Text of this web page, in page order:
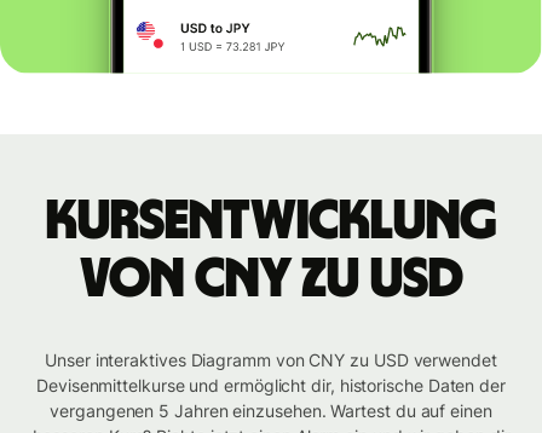
Kursentwicklung
von CNY zu USD
Unser interaktives Diagramm von CNY zu USD verwendet
Devisenmittelkurse und ermöglicht dir, historische Daten der
vergangenen 5 Jahren einzusehen. Wartest du auf einen